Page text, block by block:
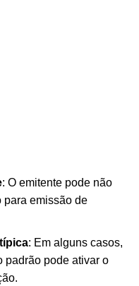
: O emitente pode não
para emissão de
: Em alguns casos,
padrão pode ativar o